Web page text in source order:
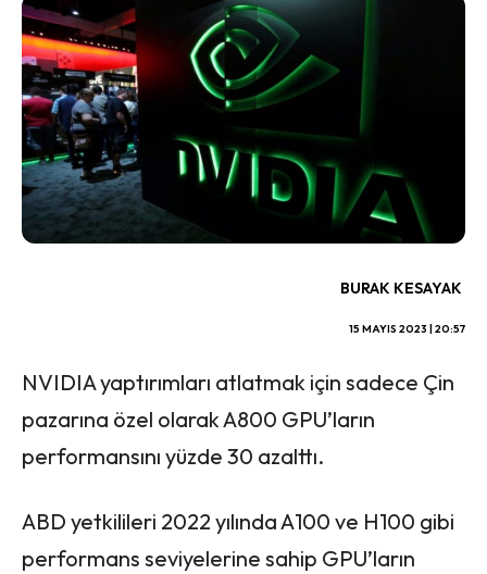
BURAK KESAYAK
15 MAYIS 2023 | 20:57
NVIDIA yaptırımları atlatmak için sadece Çin
pazarına özel olarak A800 GPU’ların
performansını yüzde 30 azalttı.
ABD yetkilileri 2022 yılında A100 ve H100 gibi
performans seviyelerine sahip GPU’ların